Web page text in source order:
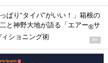
ぱり“タイパ”がいい！」箱根の
と神野大地が語る「エアー®サ
ィショニング術 PR